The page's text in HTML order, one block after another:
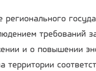
регионального
требований
и о повышении
территории